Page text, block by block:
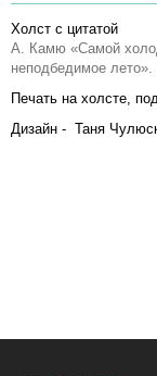
Холст с цитатой
А. Камю «Самой
неподбедимое лето».
Печать на холсте,
Дизайн - Таня